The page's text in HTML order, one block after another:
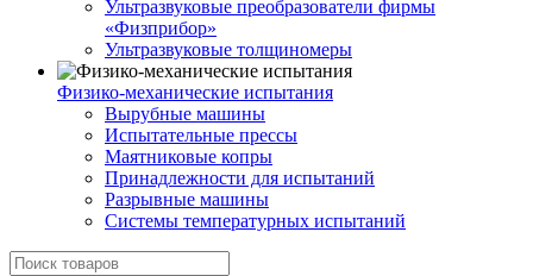
Ультразвуковые преобразователи фирмы
«Физприбор»
Ультразвуковые толщиномеры
Физико-механические испытания
Вырубные машины
Испытательные прессы
Маятниковые копры
Принадлежности для испытаний
Разрывные машины
Системы температурных испытаний